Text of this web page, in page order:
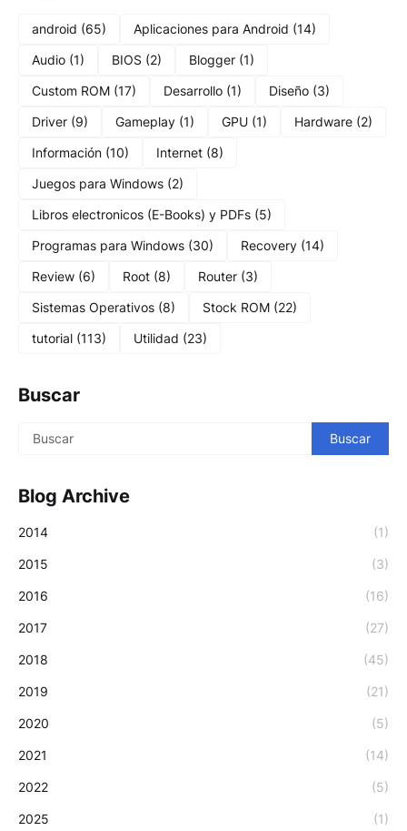
android (65) Aplicaciones para Android (14)
Audio (1) BIOS (2) Blogger (1)
Custom ROM (17) Desarrollo (1) Diseño (3)
Driver (9) Gameplay (1) GPU (1) Hardware (2)
Información (10) Internet (8)
Juegos para Windows (2)
Libros electronicos (E-Books) y PDFs (5)
Programas para Windows (30) Recovery (14)
Review (6) Root (8) Router (3)
Sistemas Operativos (8) Stock ROM (22)
tutorial (113) Utilidad (23)
Buscar
Blog Archive
2014 (1)
2015 (3)
2016 (16)
2017 (27)
2018 (45)
2019 (21)
2020 (5)
2021 (14)
2022 (5)
2025 (1)